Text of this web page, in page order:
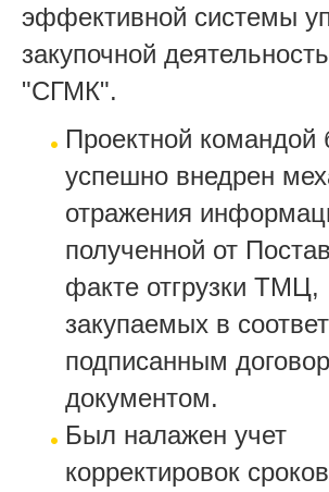
эффективной системы
закупочной
"СГМК".
Проектной командой
успешно внедрен
отражения
полученной от
факте отгрузки ТМЦ,
закупаемых в
подписанным
документом.
Был налажен учет
корректировок